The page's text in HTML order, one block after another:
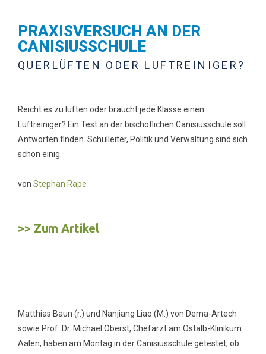
PRAXISVERSUCH AN DER
CANISIUSSCHULE
QUERLÜFTEN ODER LUFTREINIGER?
Reicht es zu lüften oder braucht jede Klasse einen
Luftreiniger? Ein Test an der bischöflichen Canisiusschule soll
Antworten finden. Schulleiter, Politik und Verwaltung sind sich
schon einig.
von Stephan Rape
>> Zum Artikel
Matthias Baun (r.) und Nanjiang Liao (M.) von Dema-Artech
sowie Prof. Dr. Michael Oberst, Chefarzt am Ostalb-Klinikum
Aalen, haben am Montag in der Canisiusschule getestet, ob